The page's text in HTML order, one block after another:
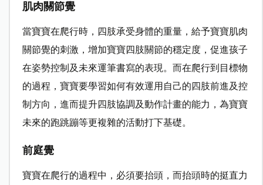
肌肉關節覺
當寶寶在爬行時，四肢承受身體的重量，給予寶寶肌肉
關節覺的刺激，增加寶寶四肢關節的穩定度，促進孩子
在姿勢控制及未來運筆書寫的表現。而在爬行到目標物
的過程，寶寶要學習如何有效運用自己的四肢前進及控
制方向，進而提升四肢協調及動作計畫的能力，為寶寶
未來的跑跳蹦等更複雜的活動打下基礎。
前庭覺
寶寶在爬行的過程中，必須要抬頭，而抬頭時的挺直力